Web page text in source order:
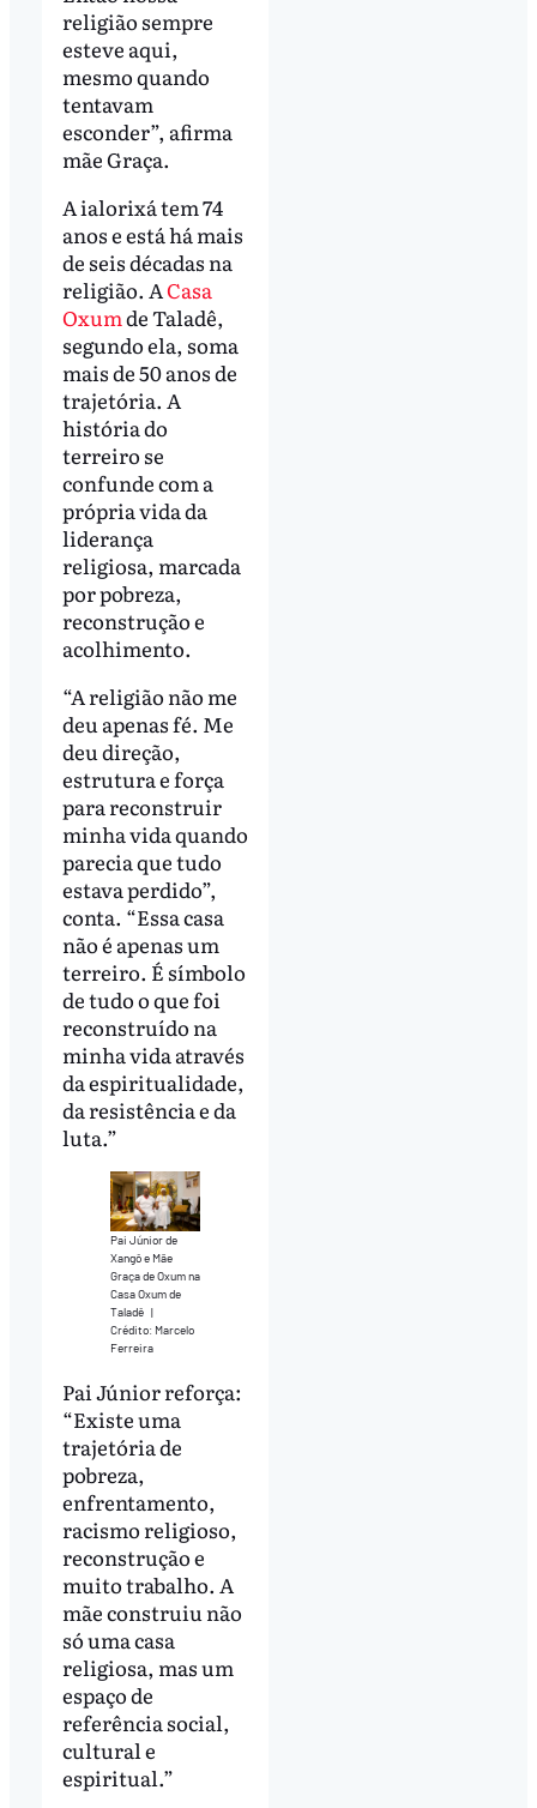
religião sempre
esteve aqui,
mesmo quando
tentavam
esconder”, afirma
mãe Graça.
A ialorixá tem 74
anos e está há mais
de seis décadas na
religião. ACasa
Oxumde Taladê,
segundo ela, soma
mais de 50 anos de
trajetória. A
história do
terreiro se
confunde com a
própria vida da
liderança
religiosa, marcada
por pobreza,
reconstrução e
acolhimento.
“A religião não me
deu apenas fé. Me
deu direção,
estrutura e força
para reconstruir
minha vida quando
parecia que tudo
estava perdido”,
conta. “Essa casa
não é apenas um
terreiro. É símbolo
de tudo o que foi
reconstruído na
minha vida através
da espiritualidade,
da resistência e da
luta.”
Pai Júnior de
Xangô e Mãe
Graça de Oxum na
Casa Oxum de
Taladê |
Crédito: Marcelo
Ferreira
Pai Júnior reforça:
“Existe uma
trajetória de
pobreza,
enfrentamento,
racismo religioso,
reconstrução e
muito trabalho. A
mãe construiu não
só uma casa
religiosa, mas um
espaço de
referência social,
cultural e
espiritual.”